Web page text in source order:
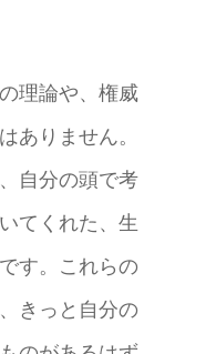
理論や、権威
ありません。
自分の頭で考
てくれた、生
す。これらの
きっと自分の